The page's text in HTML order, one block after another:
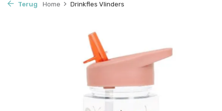
Terug Home Drinkfles Vlinders